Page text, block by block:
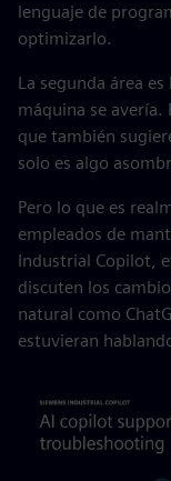
lenguaje de
optimizarlo.
La segunda área
máquina se
que también
solo es algo
Pero lo que es
empleados de
Industrial Copilot,
discuten los
natural como
estuvieran